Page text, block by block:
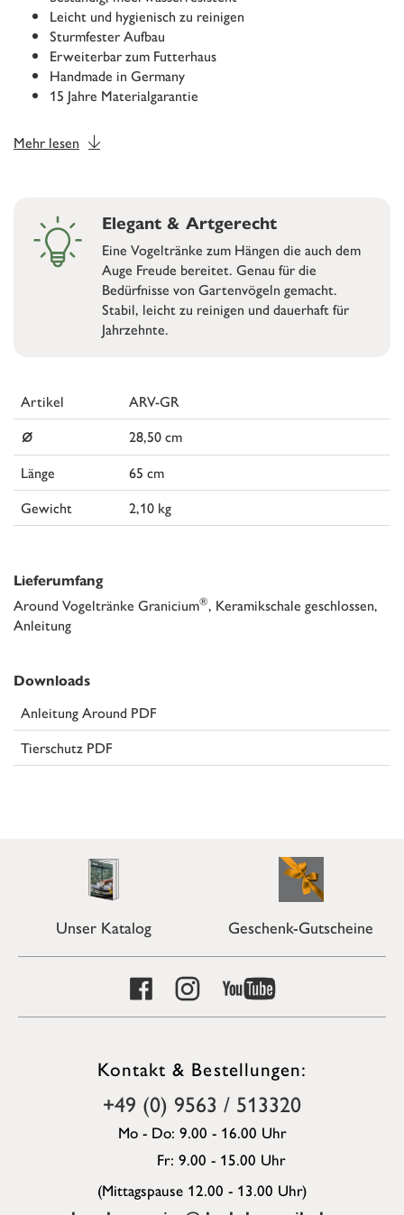
Leicht und hygienisch zu reinigen
Sturmfester Aufbau
Erweiterbar zum Futterhaus
Handmade in Germany
15 Jahre Materialgarantie
Mehr lesen
Elegant & Artgerecht
Eine Vogeltränke zum Hängen die auch dem
Auge Freude bereitet. Genau für die
Bedürfnisse von Gartenvögeln gemacht.
Stabil, leicht zu reinigen und dauerhaft für
Jahrzehnte.
Artikel ARV-GR
⌀
28,50 cm
Länge
65 cm
Gewicht
2,10 kg
Lieferumfang
Around Vogeltränke Granicium®, Keramikschale geschlossen,
Anleitung
Downloads
Anleitung Around PDF
Tierschutz PDF
Unser Katalog Geschenk-Gutscheine
Kontakt & Bestellungen:
+49 (0) 9563 / 513320
Mo - Do: 9.00 - 16.00 Uhr
Fr: 9.00 - 15.00 Uhr
(Mittagspause 12.00 - 13.00 Uhr)